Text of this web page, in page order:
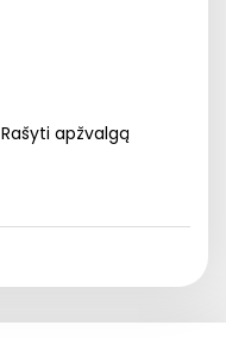
Rašyti apžvalgą